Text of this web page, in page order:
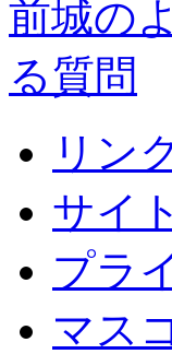
リン
サイ
プラ
マス